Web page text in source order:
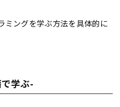
ミングを学ぶ方法を具体的に
学ぶ-